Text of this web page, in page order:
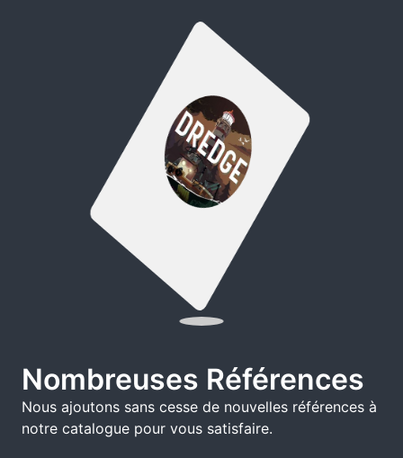
Nombreuses Références
Nous ajoutons sans cesse de nouvelles références à
notre catalogue pour vous satisfaire.